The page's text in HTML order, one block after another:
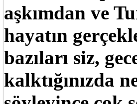
aşkımdan ve
hayatın
bazıları siz,
kalktığınızda